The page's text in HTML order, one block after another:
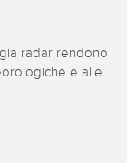
radar rendono
e alle